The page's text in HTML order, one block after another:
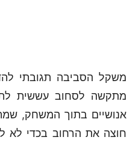
מתקשה לסחוב עששית
אנושיים בתוך המשחק,
חוצה את הרחוב בכדי לא